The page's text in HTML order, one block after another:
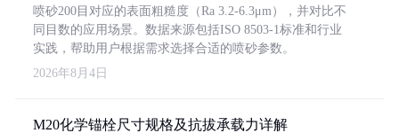
喷砂200目对应的表面粗糙度（Ra 3.2-6.3μm），并对比不
同目数的应用场景。数据来源包括ISO 8503-1标准和行业
实践，帮助用户根据需求选择合适的喷砂参数。
2026年8月4日
M20化学锚栓尺寸规格及抗拔承载力详解